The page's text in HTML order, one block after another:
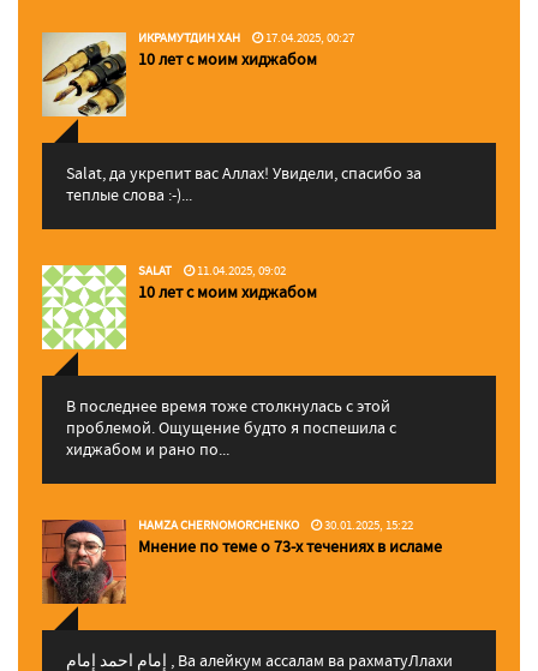
ИКРАМУТДИН ХАН 17.04.2025, 00:27
10 лет с моим хиджабом
Salat, да укрепит вас Аллаx! Увидели, спасибо за
теплые слова :-)...
SALAT 11.04.2025, 09:02
10 лет с моим хиджабом
В последнее время тоже столкнулась с этой
проблемой. Ощущение будто я поспешила с
хиджабом и рано по...
HAMZA CHERNOMORCHENKO 30.01.2025, 15:22
Мнение по теме о 73-х течениях в исламе
إمام احمد إمام , Ва алейкум ассалам ва рахматуЛлахи